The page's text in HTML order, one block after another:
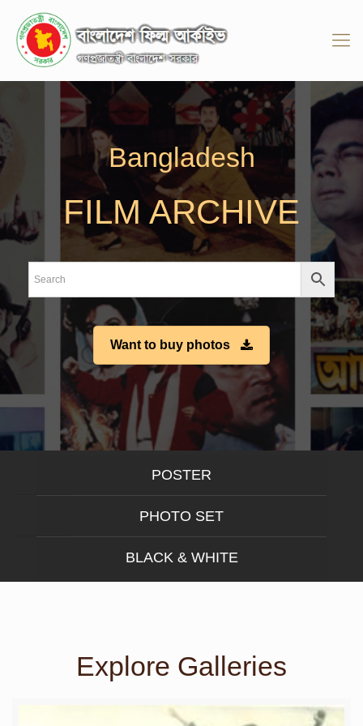
Bangladesh
FILM ARCHIVE
Want to buy photos
POSTER
PHOTO SET
BLACK & WHITE
Explore Galleries